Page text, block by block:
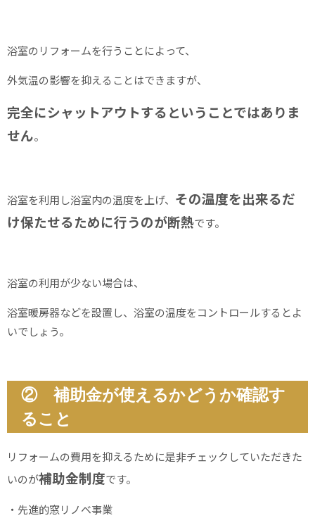
浴室のリフォームを行うことによって、
外気温の影響を抑えることはできますが、
完全にシャットアウトするということではありま
せん。
浴室を利用し浴室内の温度を上げ、 その温度を出来るだ
け保たせるために行うのが断熱です。
浴室の利用が少ない場合は、
浴室暖房器などを設置し、浴室の温度をコントロールするとよ
いでしょう。
② 補助金が使えるかどうか確認す
ること
リフォームの費用を抑えるために是非チェックしていただきた
いのが補助金制度です。
・先進的窓リノベ事業